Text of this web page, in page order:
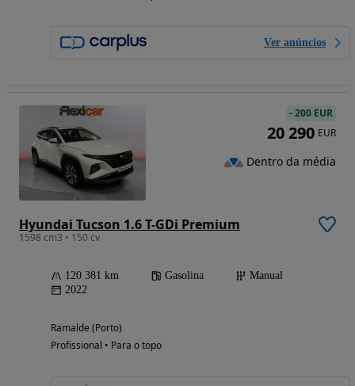
Ver anúncios
Hyundai Tucson 1.6 T-GDi Premium
1598 cm3 • 150 cv
120 381 km Gasolina
Manual
2022
Ramalde (Porto)
Profissional • Para o topo
-200 EUR
20 290 EUR
Dentro da média